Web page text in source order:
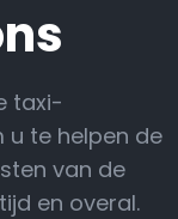
taxi-
u te helpen de
van de
en overal.